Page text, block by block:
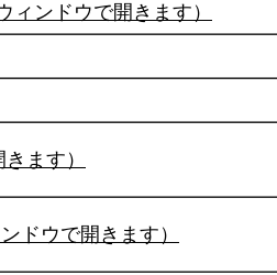
ンドウで開きます）
ます）
ドウで開きます）